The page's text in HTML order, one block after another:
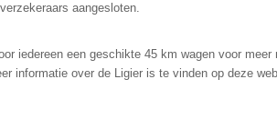
aangesloten.
iedereen een geschikte 45 km wagen voor
informatie over de Ligier is te vinden op deze